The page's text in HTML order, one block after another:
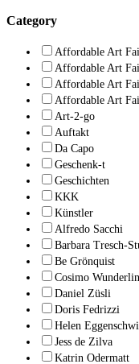
Category
Affordable Art
Affordable Art
Affordable Art
Affordable Art
Art-2-go
Auftakt
Da Capo
Geschenk-t
Geschichten
KKK
Künstler
Alfredo Sacchi
Barbara Tresch-
Be Grönquist
Cosimo Wunderlin
Daniel Züsli
Doris Fedrizzi
Helen
Jess de Zilva
Katrin Odermatt